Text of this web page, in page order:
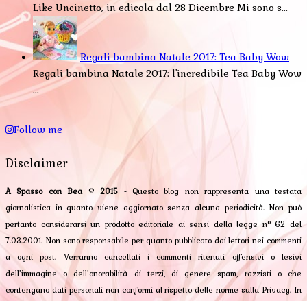
Like Uncinetto, in edicola dal 28 Dicembre Mi sono s...
Regali bambina Natale 2017: Tea Baby Wow
Regali bambina Natale 2017: l'incredibile Tea Baby Wow
...
Follow me
Disclaimer
A Spasso con Bea©2015 - Questo blog non rappresenta una testata
giornalistica in quanto viene aggiornato senza alcuna periodicità. Non può
pertanto considerarsi un prodotto editoriale ai sensi della legge n° 62 del
7.03.2001. Non sono responsabile per quanto pubblicato dai lettori nei commenti
a ogni post. Verranno cancellati i commenti ritenuti offensivi o lesivi
dell’immagine o dell’onorabilità di terzi, di genere spam, razzisti o che
contengano dati personali non conformi al rispetto delle norme sulla Privacy. In